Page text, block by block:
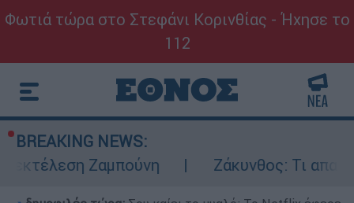
Φωτιά τώρα στο Στεφάνι Κορινθίας - Ήχησε το
112
BREAKING NEWS:
εκτέλεση Ζαμπούνη
Ζάκυνθος: Τι